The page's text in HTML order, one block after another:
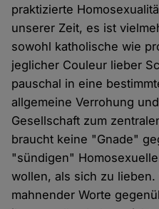
praktizierte
unserer Zeit, es ist
sowohl katholische wie
jeglicher Couleur lieber
pauschal in eine
allgemeine Verrohung
Gesellschaft zum
braucht keine "Gnade"
"sündigen"
wollen, als sich zu
mahnender Worte